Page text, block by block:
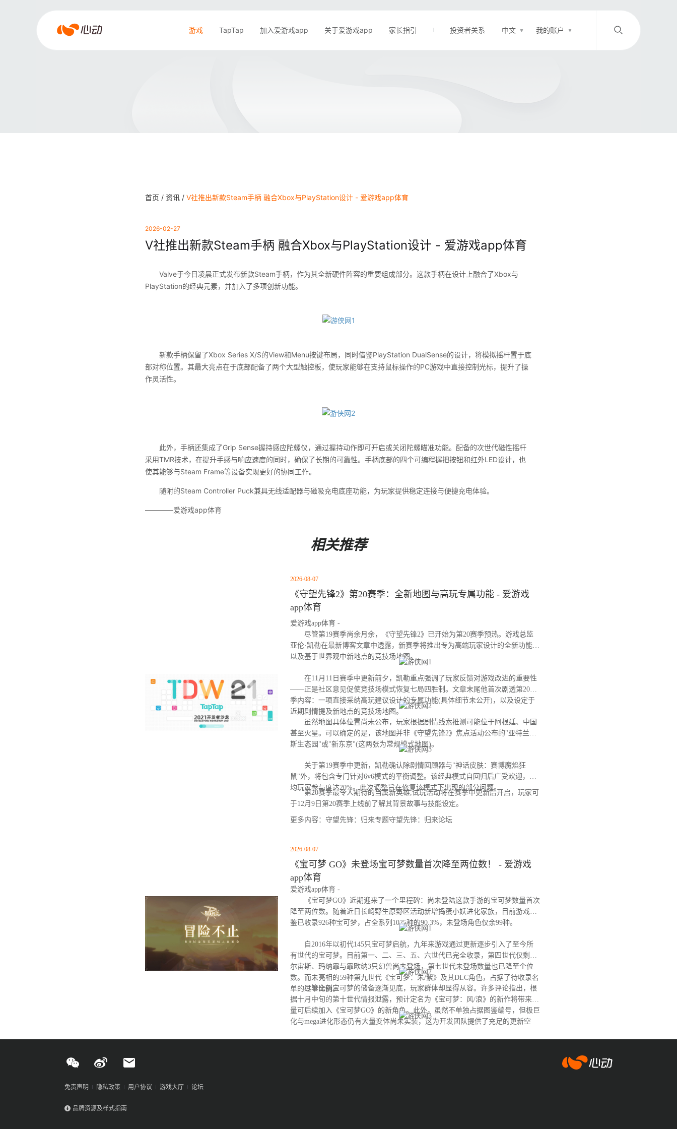
爱
游戏 TapTap 加入爱游戏app 关于爱游戏app 家长指引 投资者关系 中文 我的账户
/
首页 / 资讯 / V社推出新款Steam手柄 融合Xbox与PlayStation设计 - 爱游戏app体育
2026-02-27
V社推出新款Steam手柄 融合Xbox与PlayStation设计 - 爱游戏app体育
Valve于今日凌晨正式发布新款Steam手柄，作为其全新硬件阵容的重要组成部分。这款手柄在设计上融合了Xbox与
PlayStation的经典元素，并加入了多项创新功能。
新款手柄保留了Xbox Series X/S的View和Menu按键布局，同时借鉴PlayStation DualSense的设计，将模拟摇杆置于底
部对称位置。其最大亮点在于底部配备了两个大型触控板，使玩家能够在支持鼠标操作的PC游戏中直接控制光标，提升了操
作灵活性。
此外，手柄还集成了Grip Sense握持感应陀螺仪，通过握持动作即可开启或关闭陀螺瞄准功能。配备的次世代磁性摇杆
采用TMR技术，在提升手感与响应速度的同时，确保了长期的可靠性。手柄底部的四个可编程握把按钮和红外LED设计，也
使其能够与Steam Frame等设备实现更好的协同工作。
随附的Steam Controller Puck兼具无线适配器与磁吸充电底座功能，为玩家提供稳定连接与便捷充电体验。
————爱游戏app体育
相关推荐
2026-08-07
《守望先锋2》第20赛季：全新地图与高玩专属功能 - 爱游戏
app体育
爱游戏app体育 -
尽管第19赛季尚余月余，《守望先锋2》已开始为第20赛季预热。游戏总监
亚伦·凯勒在最新博客文章中透露，新赛季将推出专为高端玩家设计的全新功能，
以及基于世界观中新地点的竞技场地图。
在11月11日赛季中更新前夕，凯勒重点强调了玩家反馈对游戏改进的重要性
——正是社区意见促使竞技场模式恢复七局四胜制。文章末尾他首次剧透第20赛
季内容：一项直接采纳高玩建议设计的专属功能(具体细节未公开)，以及设定于
近期剧情提及新地点的竞技场地图。
虽然地图具体位置尚未公布，玩家根据剧情线索推测可能位于阿根廷、中国
甚至火星。可以确定的是，该地图并非《守望先锋2》焦点活动公布的"亚特兰蒂
斯生态园"或"新东京"(这两张为常规模式地图)。
关于第19赛季中更新，凯勒确认除剧情回顾器与"神话皮肤：赛博魔焰狂
鼠"外，将包含专门针对6v6模式的平衡调整。该经典模式自回归后广受欢迎，日
均玩家参与度达20%。此次调整旨在修复该模式下出现的部分问题。
第20赛季最令人期待的当属新英雄,试玩活动将在赛季中更新后开启，玩家可
于12月9日第20赛季上线前了解其背景故事与技能设定。
更多内容：守望先锋：归来专题守望先锋：归来论坛
2026-08-07
《宝可梦 GO》未登场宝可梦数量首次降至两位数！ - 爱游戏
app体育
爱游戏app体育 -
《宝可梦GO》近期迎来了一个里程碑：尚未登陆这款手游的宝可梦数量首次
降至两位数。随着近日长崎野生原野区活动新增捣蛋小妖进化家族，目前游戏图
鉴已收录926种宝可梦，占全系列1025种的90.3%，未登场角色仅余99种。
自2016年以初代145只宝可梦启航，九年来游戏通过更新逐步引入了至今所
有世代的宝可梦。目前第一、二、三、五、六世代已完全收录，第四世代仅剩阿
尔宙斯、玛纳霏与霏欧纳3只幻兽尚未登场，第七世代未登场数量也已降至个位
数。而未亮相的59种第九世代《宝可梦：朱/紫》及其DLC角色，占据了待收录名
单的过半比例。
尽管全新宝可梦的储备逐渐见底，玩家群体却显得从容。许多评论指出，根
据十月中旬的第十世代情报泄露，预计定名为《宝可梦：风/浪》的新作将带来大
量可后续加入《宝可梦GO》的新角色。此外，虽然不单独占据图鉴编号，但极巨
化与mega进化形态仍有大量变体尚未实装，这为开发团队提供了充足的更新空
免责声明 隐私政策 用户协议 游戏大厅 论坛
品牌资源及样式指南
爱游戏app体育